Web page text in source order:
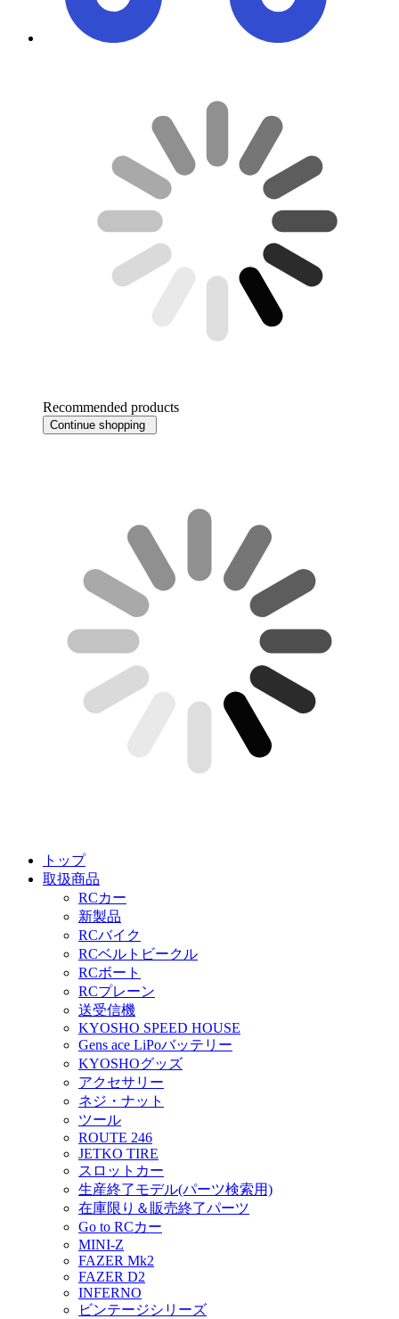
Recommended products
Continue shopping
トップ
取扱商品
RCカー
新製品
RCバイク
RCベルトビークル
RCボート
RCプレーン
送受信機
KYOSHO SPEED HOUSE
Gens ace LiPoバッテリー
KYOSHOグッズ
アクセサリー
ネジ・ナット
ツール
ROUTE 246
JETKO TIRE
スロットカー
生産終了モデル(パーツ検索用)
在庫限り＆販売終了パーツ
Go to RCカー
MINI-Z
FAZER Mk2
FAZER D2
INFERNO
ビンテージシリーズ